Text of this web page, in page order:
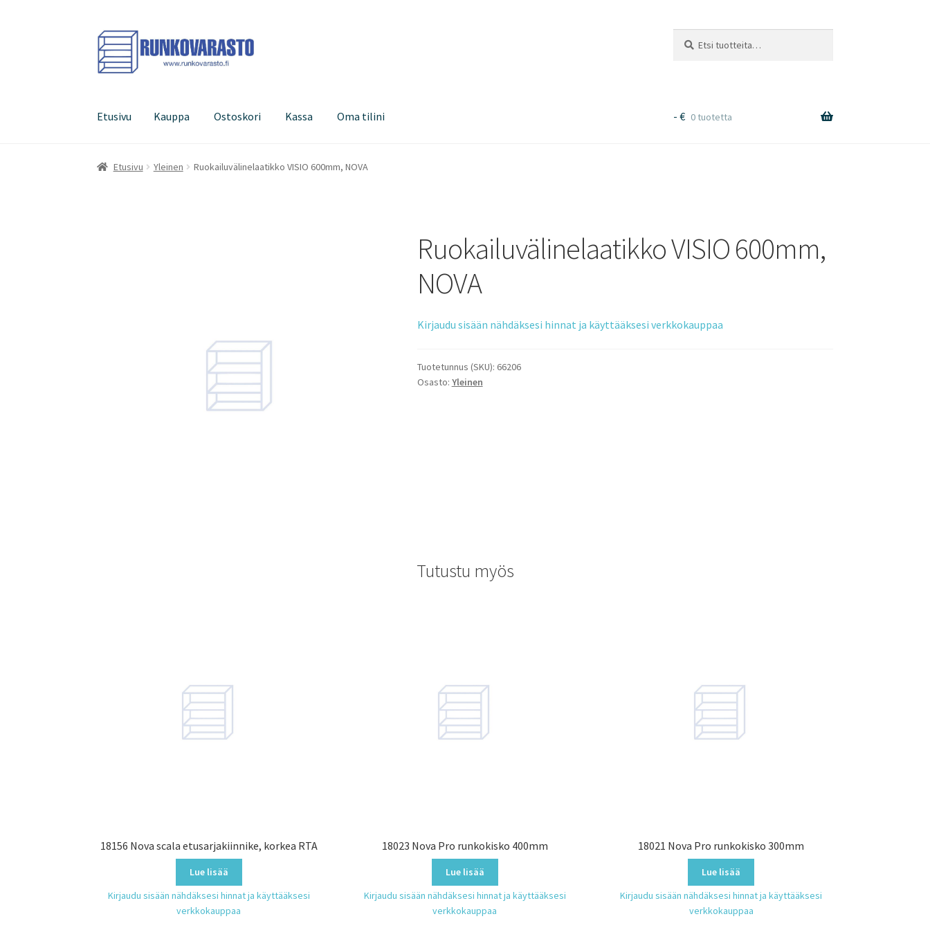
Siirry
navigointiin
Siirry
sisältöön
Etusivu Kauppa Ostoskori Kassa Oma tilini
Etusivu Kauppa Ostoskori Kassa Oma tilini
- € 0 tuotetta
Etusivu Yleinen Ruokailuvälinelaatikko VISIO 600mm, NOVA
Ruokailuvälinelaatikko VISIO 600mm,
NOVA
Kirjaudu sisään nähdäksesi hinnat ja käyttääksesi verkkokauppaa
Tuotetunnus (SKU): 66206
Osasto: Yleinen
Tutustu myös
18156 Nova scala etusarjakiinnike, korkea RTA
Lue lisää
Kirjaudu sisään nähdäksesi hinnat ja käyttääksesi
verkkokauppaa
18023 Nova Pro runkokisko 400mm
Lue lisää
Kirjaudu sisään nähdäksesi hinnat ja käyttääksesi
verkkokauppaa
18021 Nova Pro runkokisko 300mm
Lue lisää
Kirjaudu sisään nähdäksesi hinnat ja käyttääksesi
verkkokauppaa